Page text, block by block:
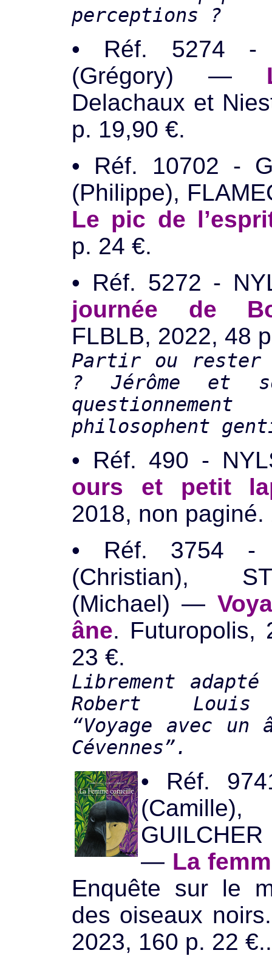
perceptions ?
• Réf. 5274 -
(Grégory) —
Delachaux et
p. 19,90 €.
• Réf. 10702 -
(Philippe),
Le pic de
p. 24 €.
• Réf. 5272 -
journée de
FLBLB, 2022, 48
Partir ou rester
? Jérôme et
philosophent
• Réf. 490 -
ours et petit
2018, non paginé.
• Réf. 3754 -
(Christian),
(Michael) —
âne. Futuropolis,
23 €.
Librement
Robert Louis
“Voyage avec un
Cévennes”.
• Réf.
— La
Enquête sur le
des oiseaux
2023, 160 p. 22 €..